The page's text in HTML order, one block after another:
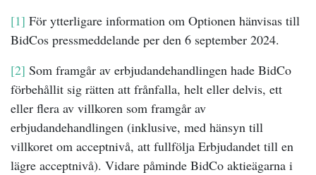
[1] För ytterligare information om Optionen hänvisas till
BidCos pressmeddelande per den 6 september 2024.
[2] Som framgår av erbjudandehandlingen hade BidCo
förbehållit sig rätten att frånfalla, helt eller delvis, ett
eller flera av villkoren som framgår av
erbjudandehandlingen (inklusive, med hänsyn till
villkoret om acceptnivå, att fullfölja Erbjudandet till en
lägre acceptnivå). Vidare påminde BidCo aktieägarna i